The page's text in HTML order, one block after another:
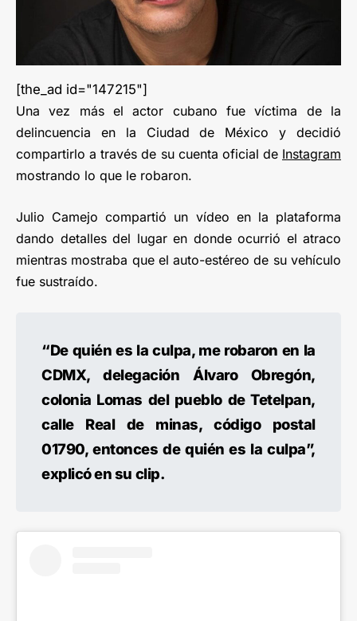
[the_ad id="147215"]
Una vez más el actor cubano fue víctima de la
delincuencia en la Ciudad de México y decidió
compartirlo a través de su cuenta oficial de Instagram
mostrando lo que le robaron.
Julio Camejo compartió un vídeo en la plataforma
dando detalles del lugar en donde ocurrió el atraco
mientras mostraba que el auto-estéreo de su vehículo
fue sustraído.
“De quién es la culpa, me robaron en la
CDMX, delegación Álvaro Obregón,
colonia Lomas del pueblo de Tetelpan,
calle Real de minas, código postal
01790, entonces de quién es la culpa”,
explicó en su clip.